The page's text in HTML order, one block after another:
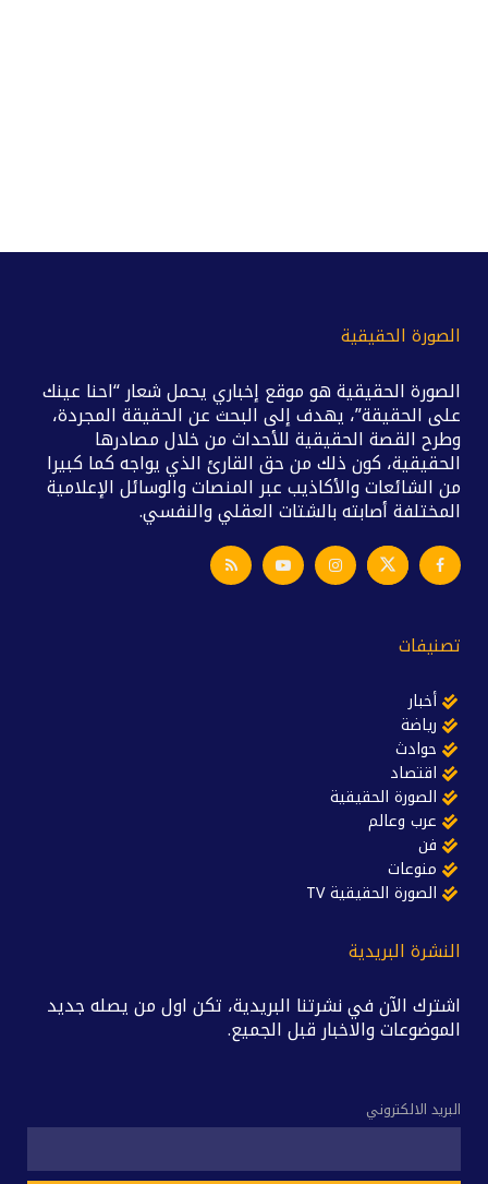
الصورة الحقيقية
الصورة الحقيقية هو موقع إخباري يحمل شعار “احنا عينك
على الحقيقة”، يهدف إلى البحث عن الحقيقة المجردة،
وطرح القصة الحقيقية للأحداث من خلال مصادرها
الحقيقية، كون ذلك من حق القارئ الذي يواجه كما كبيرا
من الشائعات والأكاذيب عبر المنصات والوسائل الإعلامية
المختلفة أصابته بالشتات العقلي والنفسي.
تصنيفات
أخبار
رياضة
حوادث
اقتصاد
الصورة الحقيقية
عرب وعالم
فن
منوعات
الصورة الحقيقية TV
النشرة البريدية
اشترك الآن في نشرتنا البريدية، تكن اول من يصله جديد
الموضوعات والاخبار قبل الجميع.
البريد الالكتروني